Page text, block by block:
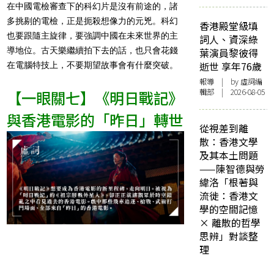
在中國電檢審查下的科幻片是沒有前途的，諸
多挑剔的電檢，正是扼殺想像力的元兇。科幻
也要跟隨主旋律，要強調中國在未來世界的主
導地位。古天樂繼續拍下去的話，也只會花錢
在電腦特技上，不要期望故事會有什麼突破。
【一眼關七】《明日戰記》
與香港電影的「昨日」轉世
香港殿堂級填
詞人、資深綠
葉演員黎彼得
逝世 享年76歲
報導 | by 虛詞編
輯部 | 2026-08-05
從視差到離
散：香港文學
及其本土問題
——陳智德與勞
緯洛「根著與
流徙：香港文
學的空間記憶
× 離散的哲學
思辨」對談整
理